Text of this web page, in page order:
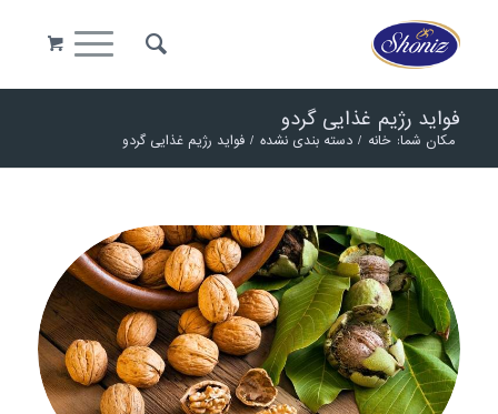
فواید رژیم غذایی گردو
مکان شما: خانه / دسته بندی نشده / فواید رژیم غذایی گردو